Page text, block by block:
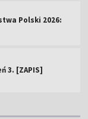
Polski 2026:
3. [ZAPIS]